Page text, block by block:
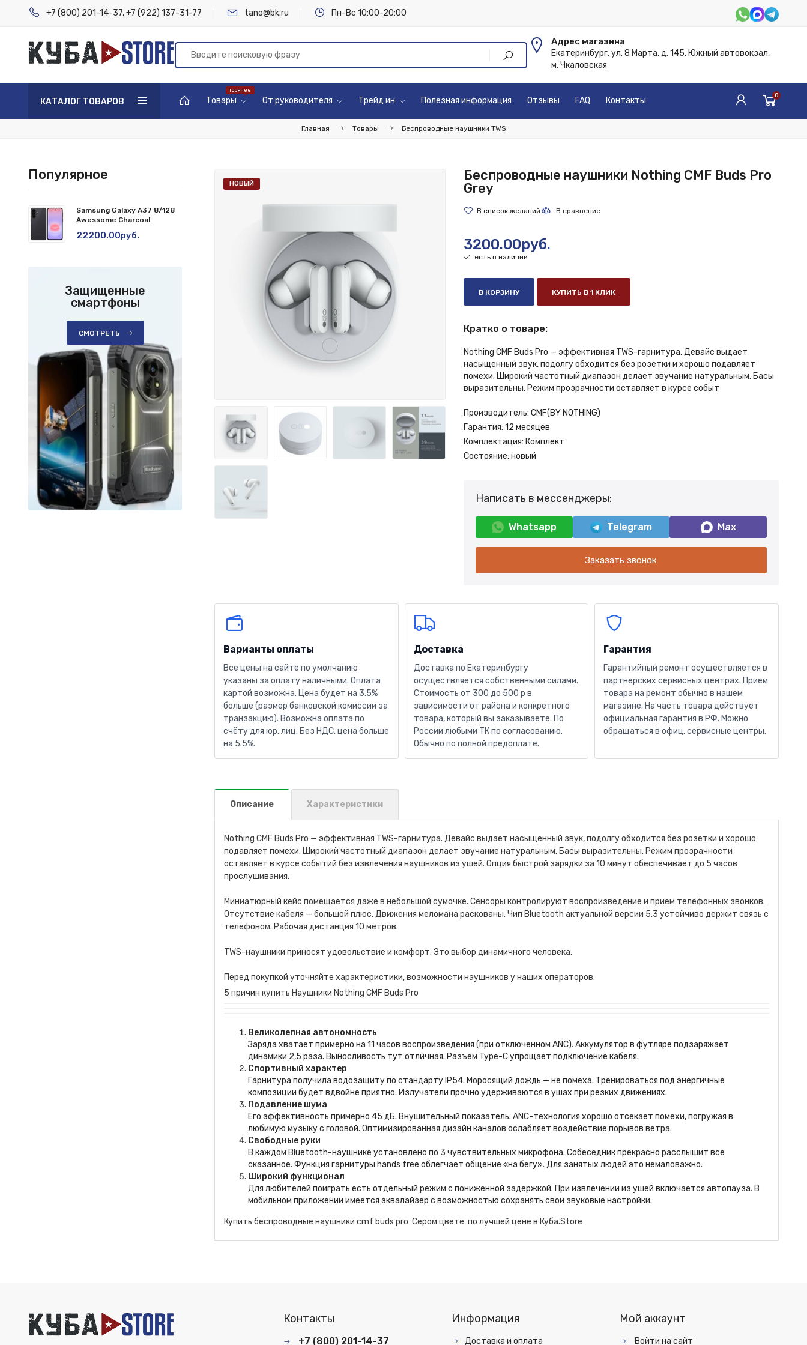
+7 (800) 201-14-37,+7 (922) 137-31-77 tano@bk.ru Пн-Вс 10:00-20:00
Адрес магазина
Екатеринбург, ул. 8 Марта, д. 145, Южный автовокзал,
м. Чкаловская
КАТАЛОГ ТОВАРОВ Товары От руководителя Трейд ин Полезная информация Отзывы FAQ Контакты 0
Главная Товары Беспроводные наушники TWS
НОВЫЙ
Беспроводные наушники Nothing CMF Buds Pro
Grey
3200.00руб.
есть в наличии
В КОРЗИНУ КУПИТЬ В 1 КЛИК
Кратко о товаре:
Nothing CMF Buds Pro — эффективная TWS-гарнитура. Девайс выдает
насыщенный звук, подолгу обходится без розетки и хорошо подавляет
помехи. Широкий частотный диапазон делает звучание натуральным. Басы
выразительны. Режим прозрачности оставляет в курсе событ
Производитель: CMF(BY NOTHING)
Гарантия: 12 месяцев
Комплектация: Комплект
Состояние: новый
Написать в мессенджеры:
Whatsapp Telegram Max
Заказать звонок
Варианты оплаты
Все цены на сайте по умолчанию
указаны за оплату наличными. Оплата
картой возможна. Цена будет на 3.5%
больше (размер банковской комиссии за
транзакцию). Возможна оплата по
счёту для юр. лиц. Без НДС, цена больше
на 5.5%.
Доставка
Доставка по Екатеринбургу
осуществляется собственными силами.
Стоимость от 300 до 500 р в
зависимости от района и конкретного
товара, который вы заказываете. По
России любыми ТК по согласованию.
Обычно по полной предоплате.
Гарантия
Гарантийный ремонт осуществляется в
партнерских сервисных центрах. Прием
товара на ремонт обычно в нашем
магазине. На часть товара действует
официальная гарантия в РФ. Можно
обращаться в офиц. сервисные центры.
Описание Характеристики
Nothing CMF Buds Pro — эффективная TWS-гарнитура. Девайс выдает насыщенный звук, подолгу обходится без розетки и хорошо
подавляет помехи. Широкий частотный диапазон делает звучание натуральным. Басы выразительны. Режим прозрачности
оставляет в курсе событий без извлечения наушников из ушей. Опция быстрой зарядки за 10 минут обеспечивает до 5 часов
прослушивания.
Миниатюрный кейс помещается даже в небольшой сумочке. Сенсоры контролируют воспроизведение и прием телефонных звонков.
Отсутствие кабеля — большой плюс. Движения меломана раскованы. Чип Bluetooth актуальной версии 5.3 устойчиво держит связь с
телефоном. Рабочая дистанция 10 метров.
TWS-наушники приносят удовольствие и комфорт. Это выбор динамичного человека.
Перед покупкой уточняйте характеристики, возможности наушников у наших операторов.
5 причин купить Наушники Nothing CMF Buds Pro
Великолепная автономность
Заряда хватает примерно на 11 часов воспроизведения (при отключенном ANC). Аккумулятор в футляре подзаряжает
динамики 2,5 раза. Выносливость тут отличная. Разъем Type-C упрощает подключение кабеля.
Спортивный характер
Гарнитура получила водозащиту по стандарту IP54. Моросящий дождь — не помеха. Тренироваться под энергичные
композиции будет вдвойне приятно. Излучатели прочно удерживаются в ушах при резких движениях.
Подавление шума
Его эффективность примерно 45 дБ. Внушительный показатель. ANC-технология хорошо отсекает помехи, погружая в
любимую музыку с головой. Оптимизированная дизайн каналов ослабляет воздействие порывов ветра.
Свободные руки
В каждом Bluetooth-наушнике установлено по 3 чувствительных микрофона. Собеседник прекрасно расслышит все
сказанное. Функция гарнитуры hands free облегчает общение «на бегу». Для занятых людей это немаловажно.
Широкий функционал
Для любителей поиграть есть отдельный режим с пониженной задержкой. При извлечении из ушей включается автопауза. В
мобильном приложении имеется эквалайзер с возможностью сохранять свои звуковые настройки.
Купить беспроводные наушники cmf buds pro Сером цвете по лучшей цене в Куба.Store
Популярное
Samsung Galaxy A37 8/128
Awessome Charcoal
22200.00руб.
Защищенные
смартфоны
СМОТРЕТЬ
Контакты
+7 (800) 201-14-37
Информация
Доставка и оплата
Мой аккаунт
Войти на сайт